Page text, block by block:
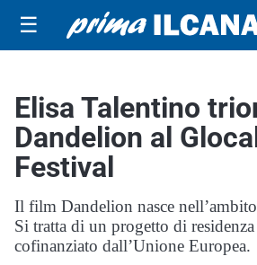
☰
Elisa Talentino
Dandelion al
Festival
Il film Dandelion nasce
Si tratta di un progetto di residenza
cofinanziato dall’Unione Europea.